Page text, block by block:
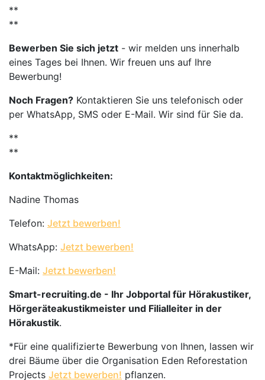
**
**
Bewerben Sie sich jetzt - wir melden uns innerhalb
eines Tages bei Ihnen. Wir freuen uns auf Ihre
Bewerbung!
Noch Fragen? Kontaktieren Sie uns telefonisch oder
per WhatsApp, SMS oder E-Mail. Wir sind für Sie da.
**
**
Kontaktmöglichkeiten:
Nadine Thomas
Telefon: Jetzt bewerben!
WhatsApp: Jetzt bewerben!
E-Mail: Jetzt bewerben!
Smart-recruiting.de - Ihr Jobportal für Hörakustiker,
Hörgeräteakustikmeister und Filialleiter in der
Hörakustik.
*Für eine qualifizierte Bewerbung von Ihnen, lassen wir
drei Bäume über die Organisation Eden Reforestation
Projects Jetzt bewerben! pflanzen.